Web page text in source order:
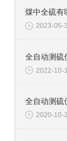
2023-05-
全自动测硫
2022-10-
2020-10-